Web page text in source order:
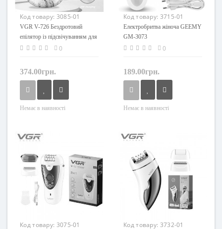
Код товару: 3085-01
VGR V-726 Бездротовий
епілятор із підсвічуванням для
всього тіла
0
374.00грн.
Немає в наявності
Код товару: 3715-01
Електробритва жіноча GEEMY
GM-3073
0
189.00грн.
Немає в наявності
Код товару: 3075-01 Код товару: 3732-01